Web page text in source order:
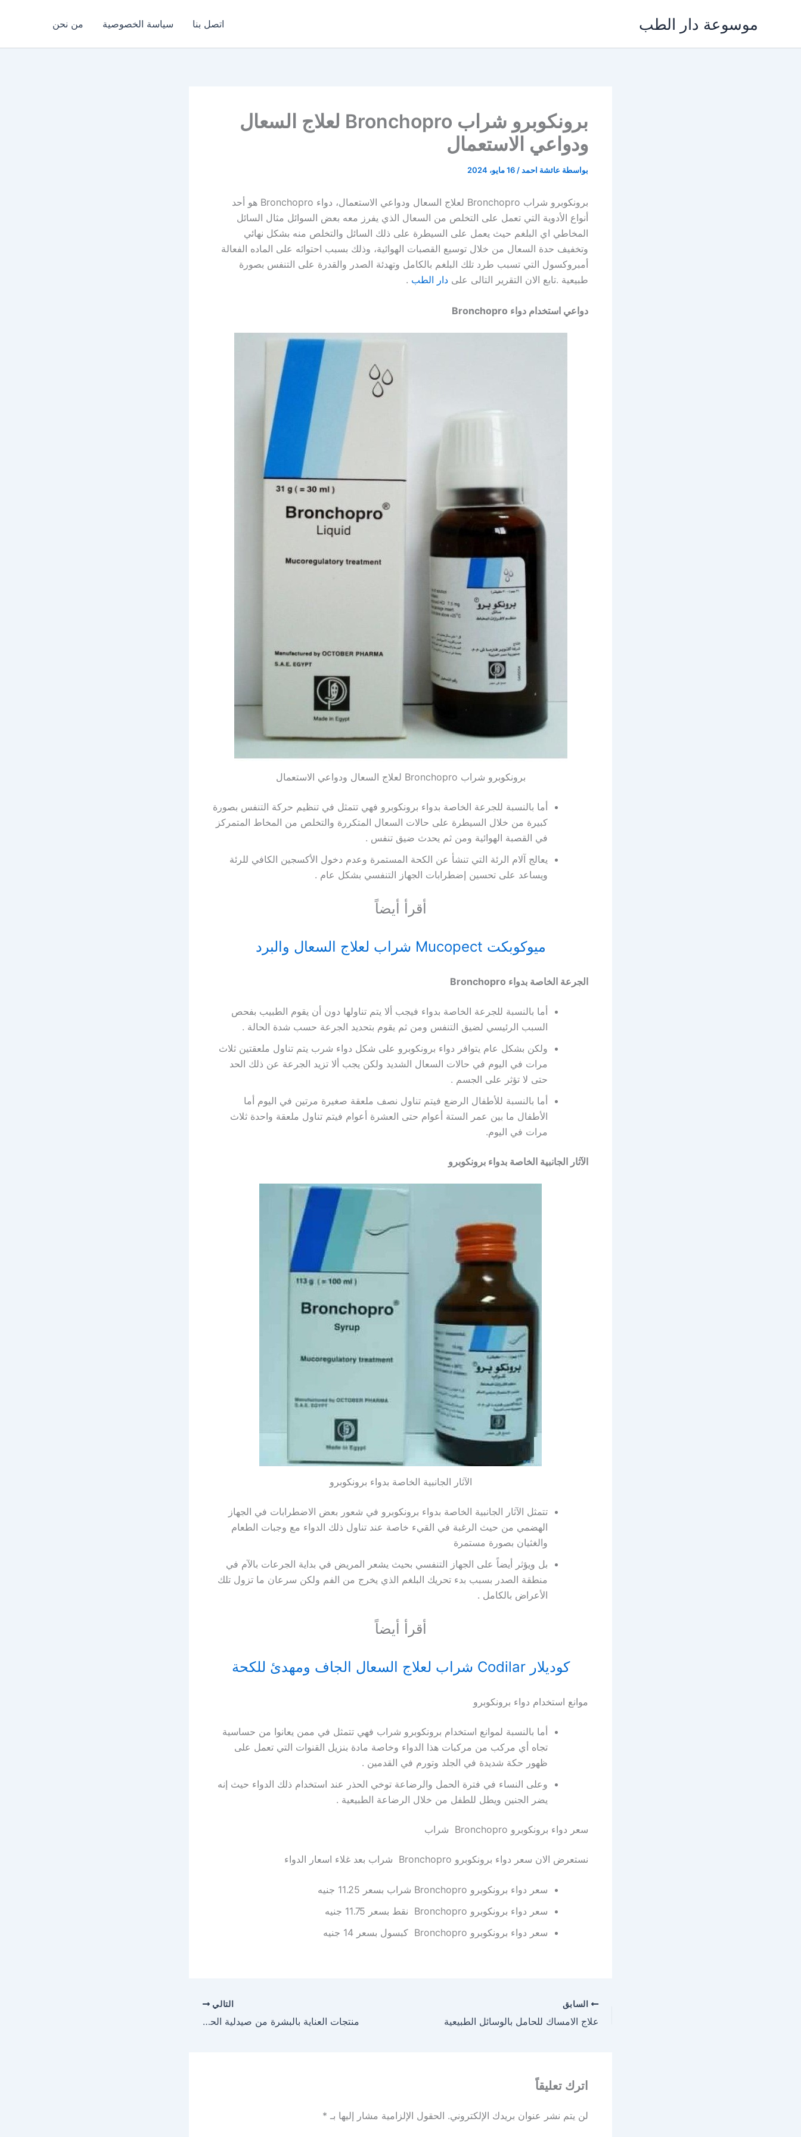
موسوعة دار الطب اتصل بنا سياسة الخصوصية من نحن
برونكوبرو شراب Bronchopro لعلاج السعال
ودواعي الاستعمال
بواسطة عائشة احمد/ 16 مايو، 2024
برونكوبرو شراب Bronchopro لعلاج السعال ودواعي الاستعمال، دواء Bronchopro هو أحد
أنواع الأدوية التي تعمل على التخلص من السعال الذي يفرز معه بعض السوائل مثال السائل
المخاطي اي البلغم حيث يعمل على السيطرة على ذلك السائل والتخلص منه بشكل نهائي
وتخفيف حدة السعال من خلال توسيع القصبات الهوائية، وذلك بسبب احتوائه على الماده الفعالة
أمبروكسول التي تسبب طرد تلك البلغم بالكامل وتهدئة الصدر والقدرة على التنفس بصورة
طبيعية .تابع الان التقرير التالى على دار الطب .
دواعي استخدام دواء Bronchopro
برونكوبرو شراب Bronchopro لعلاج السعال ودواعي الاستعمال
أما بالنسبة للجرعة الخاصة بدواء برونكوبرو فهي تتمثل في تنظيم حركة التنفس بصورة
كبيرة من خلال السيطرة على حالات السعال المتكررة والتخلص من المخاط المتمركز
في القصبة الهوائية ومن ثم يحدث ضيق تنفس .
يعالج آلام الرئة التي تنشأ عن الكحة المستمرة وعدم دخول الأكسجين الكافي للرئة
ويساعد على تحسين إضطرابات الجهاز التنفسي بشكل عام .
أقرأ أيضاً
ميوكوبكت Mucopect شراب لعلاج السعال والبرد
الجرعة الخاصة بدواء Bronchopro
أما بالنسبة للجرعة الخاصة بدواء فيجب ألا يتم تناولها دون أن يقوم الطبيب بفحص
السبب الرئيسي لضيق التنفس ومن ثم يقوم بتحديد الجرعة حسب شدة الحالة .
ولكن بشكل عام يتوافر دواء برونكوبرو على شكل دواء شرب يتم تناول ملعقتين ثلاث
مرات في اليوم في حالات السعال الشديد ولكن يجب ألا تزيد الجرعة عن ذلك الحد
حتى لا تؤثر على الجسم .
أما بالنسبة للأطفال الرضع فيتم تناول نصف ملعقة صغيرة مرتين في اليوم أما
الأطفال ما بين عمر الستة أعوام حتى العشرة أعوام فيتم تناول ملعقة واحدة ثلاث
مرات في اليوم.
الآثار الجانبية الخاصة بدواء برونكوبرو
الآثار الجانبية الخاصة بدواء برونكوبرو
تتمثل الآثار الجانبية الخاصة بدواء برونكوبرو في شعور بعض الاضطرابات في الجهاز
الهضمي من حيث الرغبة في القيء خاصة عند تناول ذلك الدواء مع وجبات الطعام
والغثيان بصورة مستمرة
بل ويؤثر أيضاً على الجهاز التنفسي بحيث يشعر المريض في بداية الجرعات بالآم في
منطقة الصدر بسبب بدء تحريك البلغم الذي يخرج من الفم ولكن سرعان ما تزول تلك
الأعراض بالكامل .
أقرأ أيضاً
كوديلار Codilar شراب لعلاج السعال الجاف ومهدئ للكحة
موانع استخدام دواء برونكوبرو
أما بالنسبة لموانع استخدام برونكوبرو شراب فهي تتمثل في ممن يعانوا من حساسية
تجاه أي مركب من مركبات هذا الدواء وخاصة مادة بنزيل القنوات التي تعمل على
ظهور حكة شديدة في الجلد وتورم في القدمين .
وعلى النساء في فترة الحمل والرضاعة توخي الحذر عند استخدام ذلك الدواء حيث إنه
يضر الجنين ويطل للطفل من خلال الرضاعة الطبيعية .
سعر دواء برونكوبرو Bronchopro شراب
نستعرض الان سعر دواء برونكوبرو Bronchopro شراب بعد غلاء اسعار الدواء
سعر دواء برونكوبرو Bronchopro شراب بسعر 11.25 جنيه
سعر دواء برونكوبرو Bronchopro نقط بسعر 11.75 جنيه
سعر دواء برونكوبرو Bronchopro كبسول بسعر 14 جنيه
السابق
علاج الامساك للحامل بالوسائل الطبيعية
التالي
منتجات العناية بالبشرة من صيدلية الحقيل سر جمالك الطبيعي
اترك تعليقاً
لن يتم نشر عنوان بريدك الإلكتروني. الحقول الإلزامية مشار إليها بـ *